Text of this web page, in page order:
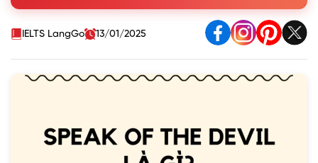
3. Mẫu hội thoại ứng dụng Speak of the devil trong Tiếng
Anh
4. Cách phân biệt Speak of the devil và There he/she it!
trong Tiếng Anh
5. Bài tập thực hành với Speak of the devil trong Tiếng Anh
IELTS LangGo 13/01/2025